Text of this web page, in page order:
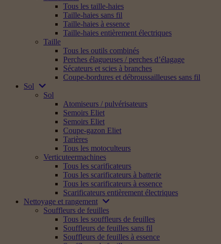
Tous les taille-haies
Taille-haies sans fil
Taille-haies à essence
Taille-haies entièrement électriques
Taille
Tous les outils combinés
Perches élagueuses / perches d’élagage
Sécateurs et scies à branches
Coupe-bordures et débroussailleuses sans fil
Sol
Sol
Atomiseurs / pulvérisateurs
Semoirs Eliet
Semoirs Eliet
Coupe-gazon Eliet
Tarières
Tous les motoculteurs
Verticuteermachines
Tous les scarificateurs
Tous les scarificateurs à batterie
Tous les scarificateurs à essence
Scarificateurs entièrement électriques
Nettoyage et rangement
Souffleurs de feuilles
Tous les souffleurs de feuilles
Souffleurs de feuilles sans fil
Souffleurs de feuilles à essence